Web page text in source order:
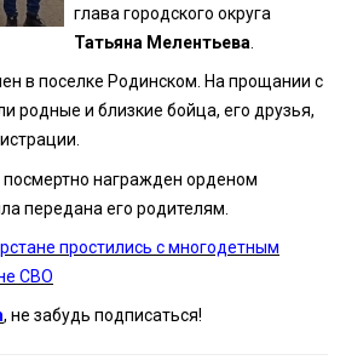
глава городского округа
Татьяна Мелентьева
в поселке Родинском. На прощании с
родные и близкие бойца, его друзья,
награжден орденом
передана его родителям.
простились с многодетным
СВО
, не забудь подписаться!